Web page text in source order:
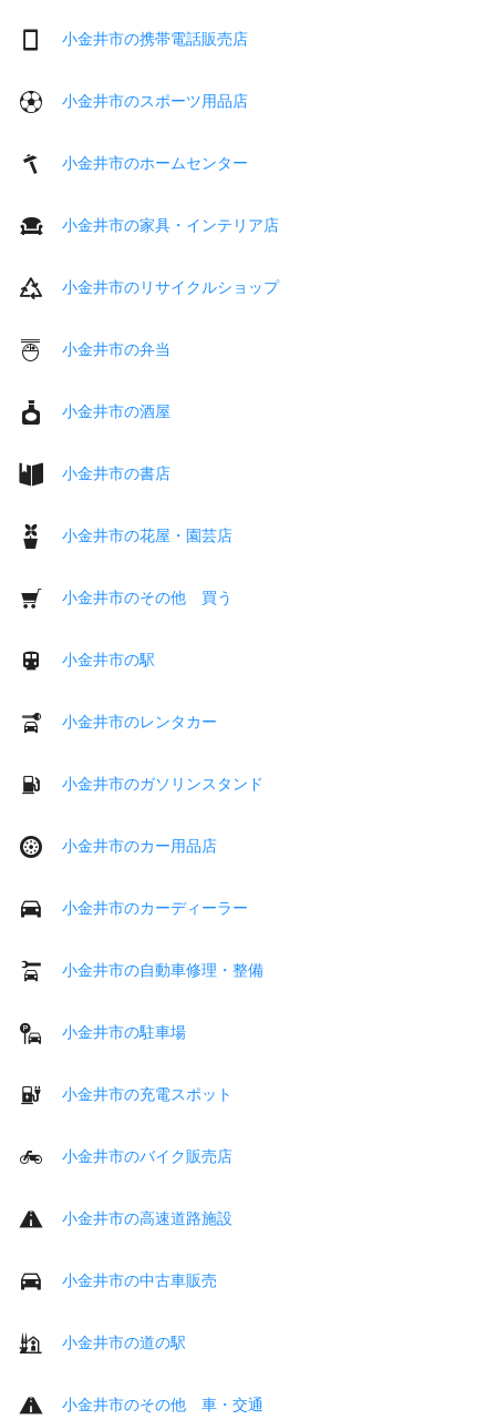
小金井市の携帯電話販売店
小金井市のスポーツ用品店
小金井市のホームセンター
小金井市の家具・インテリア店
小金井市のリサイクルショップ
小金井市の弁当
小金井市の酒屋
小金井市の書店
小金井市の花屋・園芸店
小金井市のその他 買う
小金井市の駅
小金井市のレンタカー
小金井市のガソリンスタンド
小金井市のカー用品店
小金井市のカーディーラー
小金井市の自動車修理・整備
小金井市の駐車場
小金井市の充電スポット
小金井市のバイク販売店
小金井市の高速道路施設
小金井市の中古車販売
小金井市の道の駅
小金井市のその他 車・交通